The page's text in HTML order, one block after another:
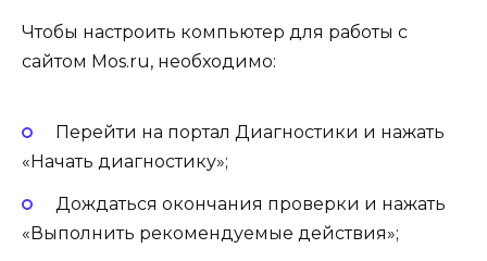
Чтобы настроить компьютер для работы с
сайтом Mos.ru, необходимо:
Перейти на портал Диагностики и нажать
«Начать диагностику»;
Дождаться окончания проверки и нажать
«Выполнить рекомендуемые действия»;